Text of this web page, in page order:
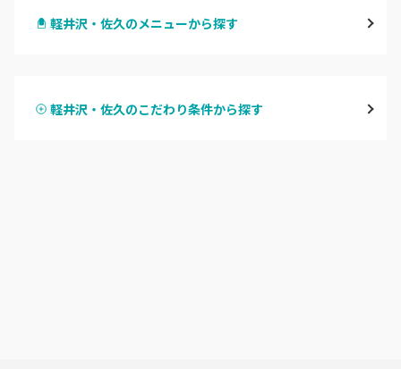
松本・塩尻
軽井沢・佐久のメニューから探す
ハンドスカルプ
軽井沢・佐久のこだわり条件から探す